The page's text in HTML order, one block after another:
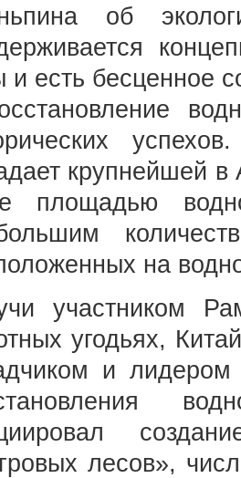
об
и есть бесценное
крупнейшей в
площадью
на
участником
угодьях,
и
лесов»,